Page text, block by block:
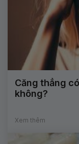
Căng thẳng
không?
Xem thêm